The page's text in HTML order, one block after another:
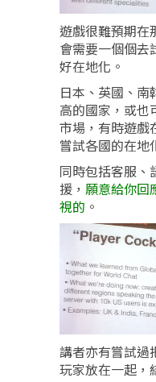
遊戲很難預期在
會需要一個個去
好在地化。
日本、英國、南
高的國家，或也
市場，有時遊戲
嘗試各國的在地
同時包括客服、
援， 願意給你回
視的 。
講者亦有嘗試過
玩家放在一起，